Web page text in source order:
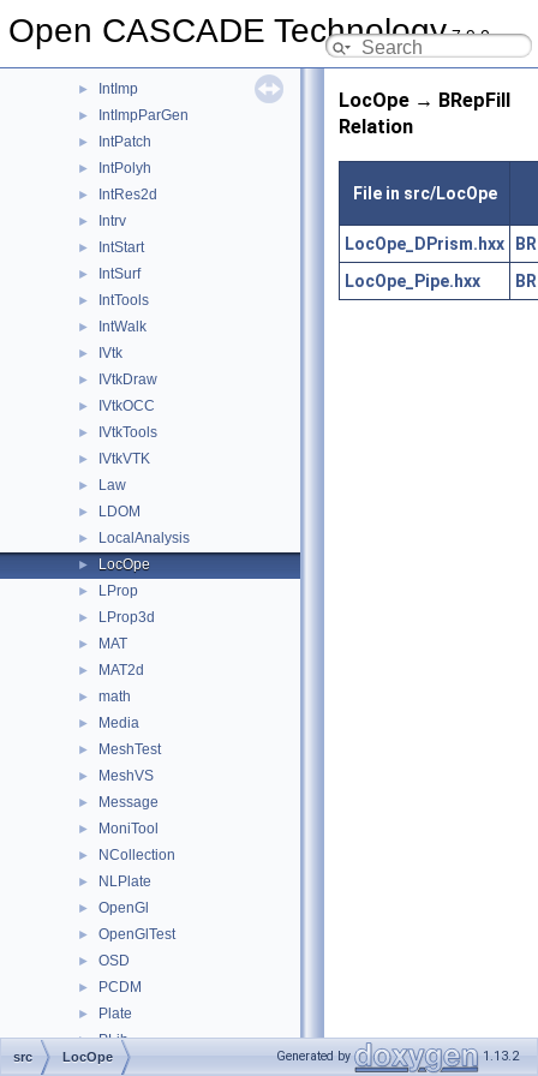
Open CASCADE Technology7.9.0
Interface
► IntImp
► IntImpParGen
► IntPatch
► IntPolyh
► IntRes2d
► Intrv
► IntStart
► IntSurf
► IntTools
► IntWalk
► IVtk
► IVtkDraw
► IVtkOCC
► IVtkTools
► IVtkVTK
► Law
► LDOM
► LocalAnalysis
► LocOpe
► LProp
► LProp3d
► MAT
► MAT2d
► math
► Media
► MeshTest
► MeshVS
► Message
► MoniTool
► NCollection
► NLPlate
► OpenGl
► OpenGlTest
► OSD
► PCDM
► Plate
► PLib
► Plugin
LocOpe → BRepFill
Relation
File in src/LocOpe
LocOpe_DPrism.hxx
LocOpe_Pipe.hxx
src LocOpe Generated by 1.13.2